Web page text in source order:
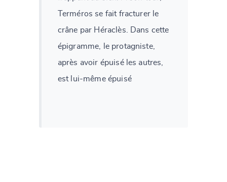
Terméros se fait fracturer le
crâne par Héraclès. Dans cette
épigramme, le protagniste,
après avoir épuisé les autres,
est lui-même épuisé